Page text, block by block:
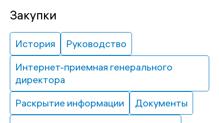
Интернет-
приемная
генерального
директора
Раскрытие
информации
Документы
Закупки
Реализация
Закупки
История
Руководство
Интернет-приемная генерального
директора
Раскрытие информации
Документы